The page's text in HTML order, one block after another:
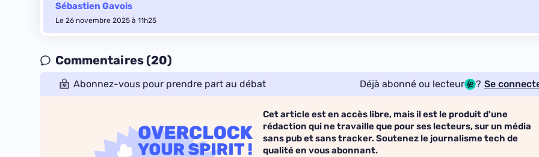
Sébastien Gavois
Le 26 novembre 2025 à 11h25
Commentaires (20)
Abonnez-vous pour prendre part au débat Déjà abonné ou lecteur ? Se
Cet article est en accès libre, mais il est le produit d'une
rédaction qui ne travaille que pour ses lecteurs, sur un média
sans pub et sans tracker. Soutenez le journalisme tech de
qualité en vous abonnant.